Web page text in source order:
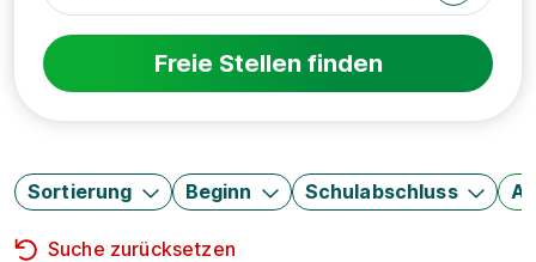
Freie Stellen finden
Sortierung Beginn Schulabschluss
Suche zurücksetzen